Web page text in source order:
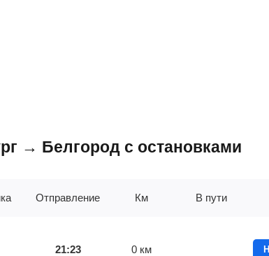
→ Белгород с остановками
Отправление Км В пути
21:23 0 км